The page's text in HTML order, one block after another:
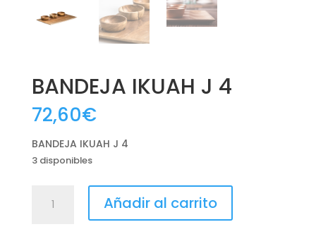
BANDEJA IKUAH J 4
72,60€
BANDEJA IKUAH J 4
3 disponibles
IKUAH
Añadir al carrito